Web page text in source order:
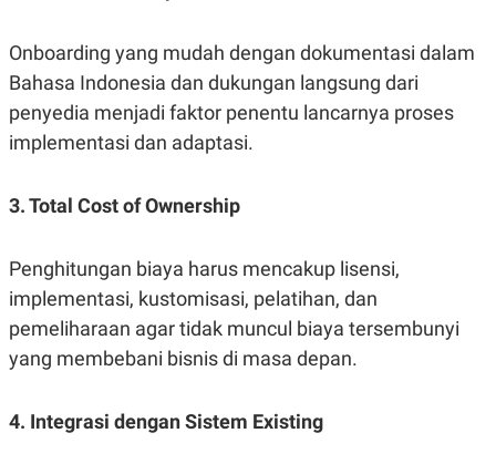
Onboarding yang mudah dengan dokumentasi dalam
Bahasa Indonesia dan dukungan langsung dari
penyedia menjadi faktor penentu lancarnya proses
implementasi dan adaptasi.
3. Total Cost of Ownership
Penghitungan biaya harus mencakup lisensi,
implementasi, kustomisasi, pelatihan, dan
pemeliharaan agar tidak muncul biaya tersembunyi
yang membebani bisnis di masa depan.
4. Integrasi dengan Sistem Existing